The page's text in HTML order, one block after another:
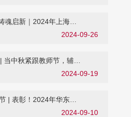
魂启新｜2024年上海高
育教师赴海外研修行前2024-09-26
当中秋紧跟教师节，辅导
2024-09-19
| 表彰！2024年华东师
2024-09-10